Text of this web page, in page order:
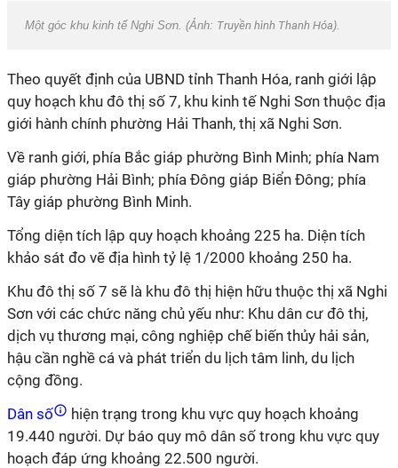
Một góc khu kinh tế Nghi Sơn. (Ảnh: Truyền hình Thanh Hóa).
Theo quyết định của UBND tỉnh Thanh Hóa, ranh giới lập
quy hoạch khu đô thị số 7, khu kinh tế Nghi Sơn thuộc địa
giới hành chính phường Hải Thanh, thị xã Nghi Sơn.
Về ranh giới, phía Bắc giáp phường Bình Minh; phía Nam
giáp phường Hải Bình; phía Đông giáp Biển Đông; phía
Tây giáp phường Bình Minh.
Tổng diện tích lập quy hoạch khoảng 225 ha. Diện tích
khảo sát đo vẽ địa hình tỷ lệ 1/2000 khoảng 250 ha.
Khu đô thị số 7 sẽ là khu đô thị hiện hữu thuộc thị xã Nghi
Sơn với các chức năng chủ yếu như: Khu dân cư đô thị,
dịch vụ thương mại, công nghiệp chế biến thủy hải sản,
hậu cần nghề cá và phát triển du lịch tâm linh, du lịch
cộng đồng.
Dân số
hiện trạng trong khu vực quy hoạch khoảng
19.440 người. Dự báo quy mô dân số trong khu vực quy
hoạch đáp ứng khoảng 22.500 người.